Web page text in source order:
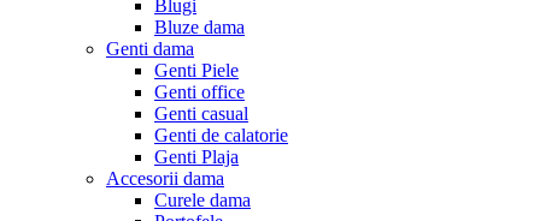
Blugi
Bluze dama
Genti dama
Genti Piele
Genti office
Genti casual
Genti de calatorie
Genti Plaja
Accesorii dama
Curele dama